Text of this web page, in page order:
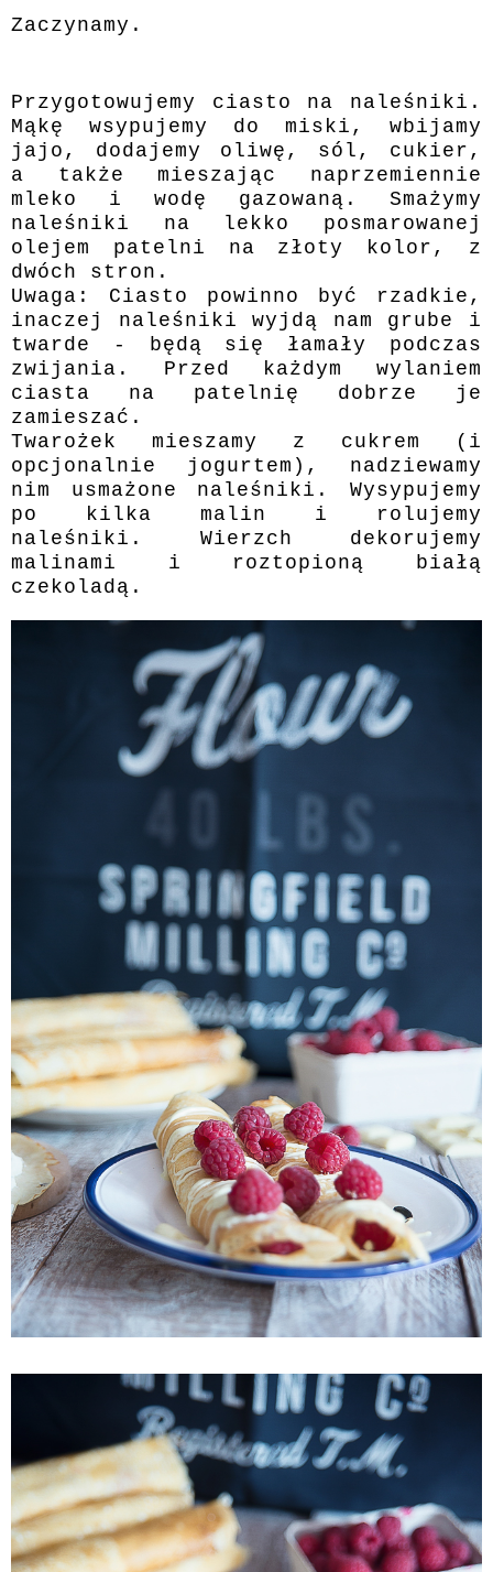
Zaczynamy.
Przygotowujemy ciasto na naleśniki.
Mąkę wsypujemy do miski, wbijamy
jajo, dodajemy oliwę, sól, cukier,
a także mieszając naprzemiennie
mleko i wodę gazowaną. Smażymy
naleśniki na lekko posmarowanej
olejem patelni na złoty kolor, z
dwóch stron.
Uwaga: Ciasto powinno być rzadkie,
inaczej naleśniki wyjdą nam grube i
twarde - będą się łamały podczas
zwijania. Przed każdym wylaniem
ciasta na patelnię dobrze je
zamieszać.
Twarożek mieszamy z cukrem (i
opcjonalnie jogurtem), nadziewamy
nim usmażone naleśniki. Wysypujemy
po kilka malin i rolujemy
naleśniki. Wierzch dekorujemy
malinami i roztopioną białą
czekoladą.